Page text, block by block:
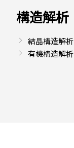
構造解析
結晶構造解析
有機構造解析